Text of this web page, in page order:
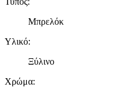
Μπρελόκ
Υλικό:
Ξύλινο
Χρώμα: